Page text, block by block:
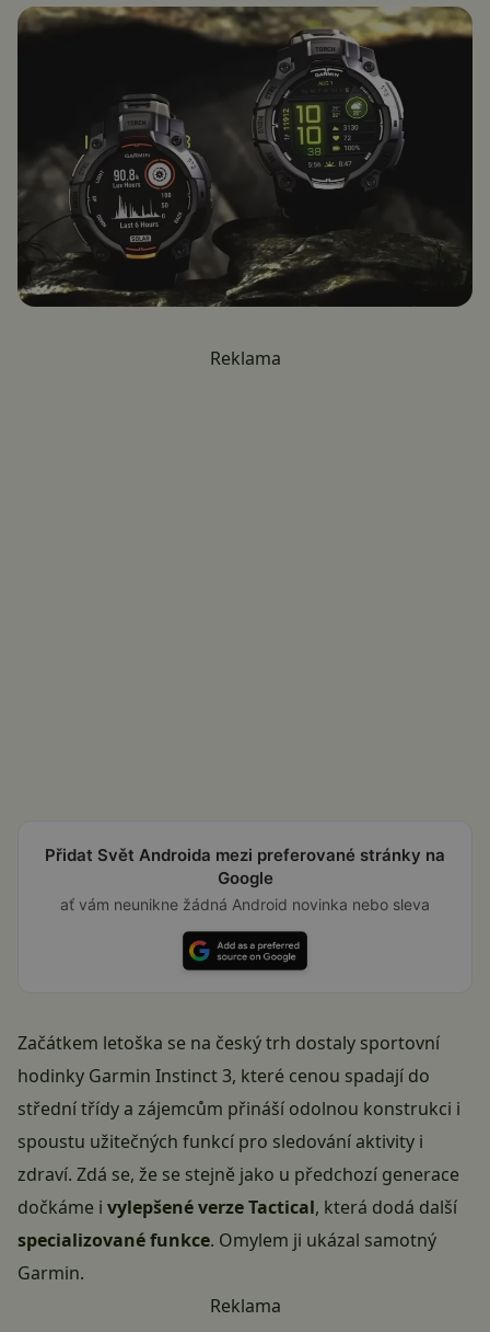
Reklama
Přidat Svět Androida mezi preferované stránky na
Google
ať vám neunikne žádná Android novinka nebo sleva
Začátkem letoška se na český trh dostaly sportovní
hodinky Garmin Instinct 3, které cenou spadají do
střední třídy a zájemcům přináší odolnou konstrukci i
spoustu užitečných funkcí pro sledování aktivity i
zdraví. Zdá se, že se stejně jako u předchozí generace
dočkáme i vylepšené verze Tactical, která dodá další
specializované funkce. Omylem ji ukázal samotný
Garmin.
Reklama